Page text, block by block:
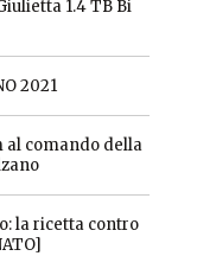
1.4 TB Bi
2021
al comando della
la ricetta contro